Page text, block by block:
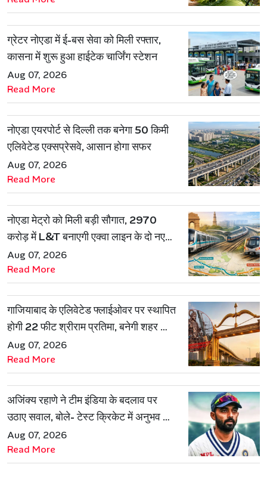
ग्रेटर नोएडा में ई-बस सेवा को मिली रफ्तार,
कासना में शुरू हुआ हाईटेक चार्जिंग स्टेशन
Aug 07, 2026
Read More
नोएडा एयरपोर्ट से दिल्ली तक बनेगा 50 किमी
एलिवेटेड एक्सप्रेसवे, आसान होगा सफर
Aug 07, 2026
Read More
नोएडा मेट्रो को मिली बड़ी सौगात, 2970
करोड़ में L&T बनाएगी एक्वा लाइन के दो नए
रूट
Aug 07, 2026
Read More
गाजियाबाद के एलिवेटेड फ्लाईओवर पर स्थापित
होगी 22 फीट श्रीराम प्रतिमा, बनेगी शहर की
नई पहचान
Aug 07, 2026
Read More
अजिंक्य रहाणे ने टीम इंडिया के बदलाव पर
उठाए सवाल, बोले- टेस्ट क्रिकेट में अनुभव की
जरूरत हमेशा रहेगी
Aug 07, 2026
Read More